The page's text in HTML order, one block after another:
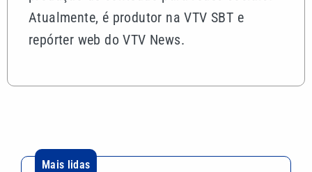
Atualmente, é produtor na VTV SBT e
repórter web do VTV News.
Mais lidas